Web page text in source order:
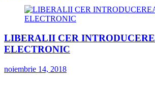
LIBERALII CER
ELECTRONIC
noiembrie 14, 2018